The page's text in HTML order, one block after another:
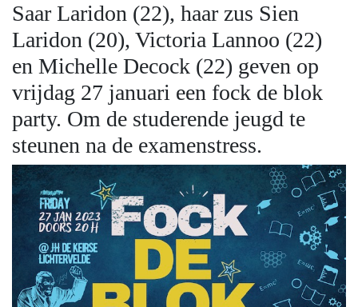
Saar Laridon (22), haar zus Sien
Laridon (20), Victoria Lannoo (22)
en Michelle Decock (22) geven op
vrijdag 27 januari een fock de blok
party. Om de studerende jeugd te
steunen na de examenstress.